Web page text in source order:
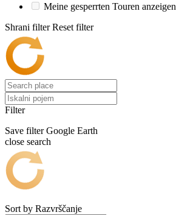
Meine gesperrten Touren anzeigen
Shrani filter Reset filter
Filter
Save filter Google Earth
close search
Sort by Razvrščanje